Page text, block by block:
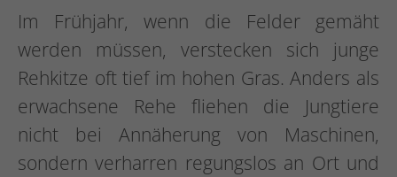
Im Frühjahr, wenn die Felder gemäht
werden müssen, verstecken sich junge
Rehkitze oft tief im hohen Gras. Anders als
erwachsene Rehe fliehen die Jungtiere
nicht bei Annäherung von Maschinen,
sondern verharren regungslos an Ort und